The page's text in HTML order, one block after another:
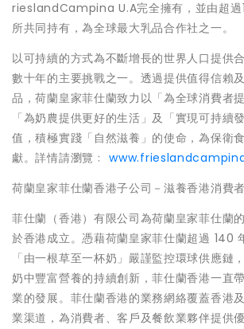
rieslandCampina U.A完全擁有，並由超過
所共同持有，為全球最大乳品合作社之一。
以可持續的方式為不斷增長的世界人口提供
數十年的主要挑戰之一。透過提供值得信賴
品，荷蘭皇家菲仕蘭致力以「為全球消費者
「為奶農提供更好的生活」及「實現可持續
值，積極實踐「自然滋養」的使命，為保衛
獻。詳情請瀏覽﹕
荷蘭皇家菲仕蘭香港子公司－滋養香港消費
菲仕蘭（香港）有限公司為荷蘭皇家菲仕蘭
於香港成立。憑藉荷蘭皇家菲仕蘭超過 140
「由一根草至一杯奶」嚴謹監控環球供應鏈
奶中豐富營養的持續創新，菲仕蘭香港一直
業的發展。菲仕蘭香港的業務網絡覆蓋香港
業渠道，為消費者、客戶及餐飲業夥伴提供